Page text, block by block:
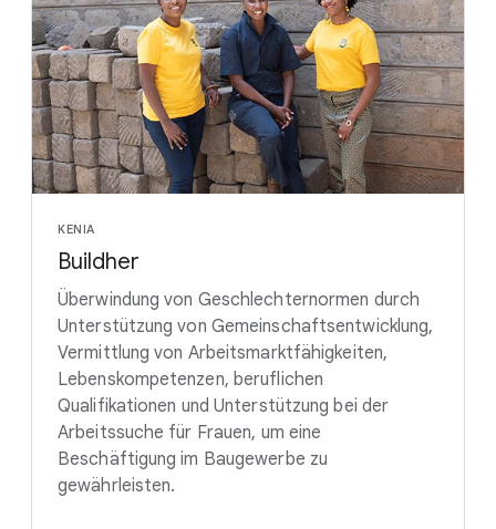
KENIA
Buildher
Überwindung von Geschlechternormen durch
Unterstützung von Gemeinschaftsentwicklung,
Vermittlung von Arbeitsmarktfähigkeiten,
Lebenskompetenzen, beruflichen
Qualifikationen und Unterstützung bei der
Arbeitssuche für Frauen, um eine
Beschäftigung im Baugewerbe zu
gewährleisten.